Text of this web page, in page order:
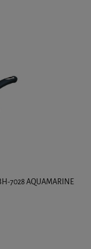
7028 AQUAMARINE